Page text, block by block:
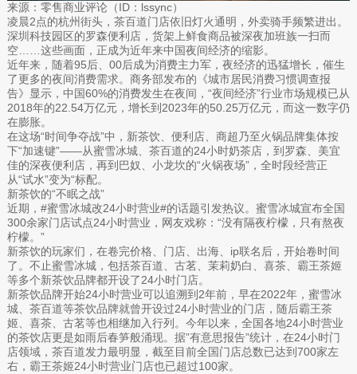
来源：零售商业评论（ID：lssync）
凌晨2点的杭州街头，茶百道门店依旧灯火通明，外卖骑手频繁进出。
深圳科技园区的罗森便利店，货架上鲜食商品被深夜加班族一扫而
空……这些画面，正成为近年来中国夜间经济的缩影。
近年来，随着95后、00后成为消费主力军，夜经济的迅猛增长，催生
了更多的夜间消费需求。商务部发布的《城市居民消费习惯调查报
告》显示，中国60%的消费发生在夜间，“夜间经济”行业市场规模已从
2018年的22.54万亿元，增长到2023年的50.25万亿元，而这一数字仍
在膨胀。
在这场“时间争夺战”中，新茶饮、便利店、商超乃至火锅品牌集体按
下“加速键”——从蜜雪冰城、茶百道的24小时奶茶店，到罗森、美宜
佳的深夜便利店，再到巴奴、小龙坎的“火锅夜场”，全时段经营正
从“试水”变为“标配。
新茶饮的“不眠之战”
近期，#蜜雪冰城改24小时营业#的话题引发热议。蜜雪冰城宣布全国
300余家门店试点24小时营业，网友戏称：“没有隔夜柠檬，只有熬夜
柠檬。”
新茶饮的玩家们，在卷完价格、门店、出海、ip联名后，开始卷时间
了。不止蜜雪冰城，包括茶百道、古茗、茉莉奶白、喜茶、霸王茶姬
等多个新茶饮品牌都开设了24小时门店。
新茶饮品牌开始24小时营业可以追溯到2年前，早在2022年，蜜雪冰
城、茶百道等茶饮品牌就曾开设过24小时营业的门店，随后霸王茶
姬、喜茶、古茗等也相继加入行列。今年以来，全国各地24小时营业
的茶饮店更是如雨后春笋般涌现。据”有意思报告”统计，在24小时门
店领域，茶百道发力最明显，截至目前全国门店总数已达到700家左
右，霸王茶姬24小时营业门店也已超过100家。